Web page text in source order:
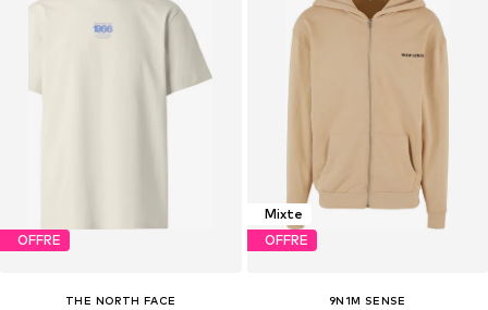
OFFRE
THE NORTH FACE
Mixte
OFFRE
9N1M SENSE